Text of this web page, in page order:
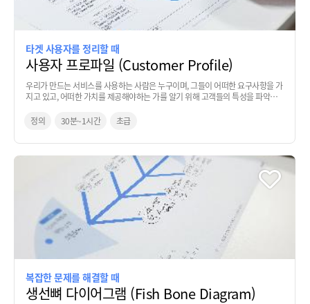
타겟 사용자를 정리할 때
사용자 프로파일 (Customer Profile)
우리가 만드는 서비스를 사용하는 사람은 누구이며, 그들이 어떠한 요구사항을 가
지고 있고, 어떠한 가치를 제공해야하는 가를 알기 위해 고객들의 특성을 파악하
정의
30분~1시간 초급
복잡한 문제를 해결할 때
생선뼈 다이어그램 (Fish Bone Diagram)